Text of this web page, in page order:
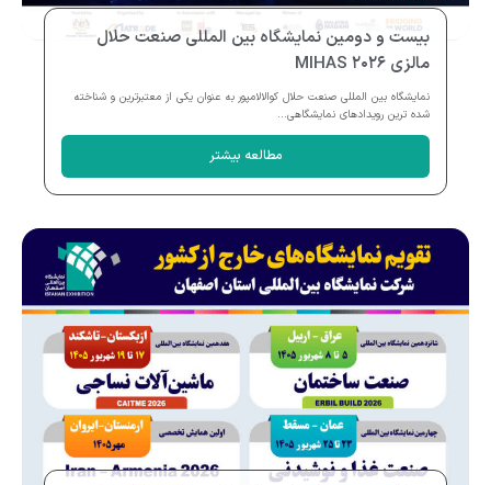
بیست و دومین نمایشگاه بین المللی صنعت حلال
مالزی MIHAS ۲۰۲۶
نمایشگاه بین المللی صنعت حلال کوالالامپور به عنوان یکی از معتبرترین و شناخته
شده ترین رویدادهای نمایشگاهی...
مطالعه بیشتر